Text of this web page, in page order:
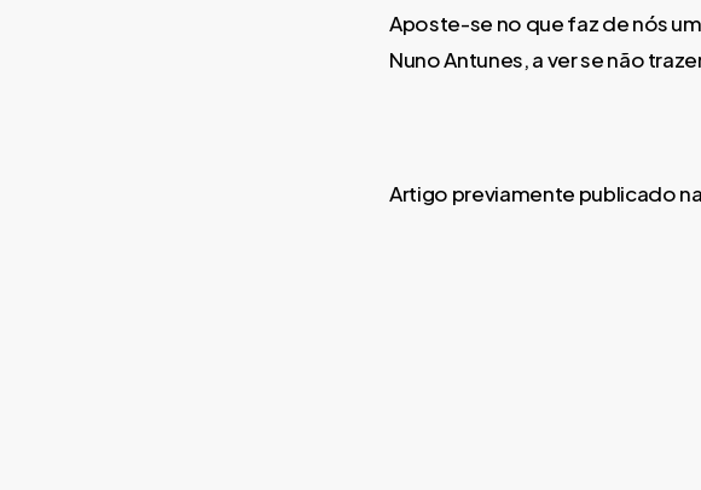
Aposte-se no que faz de nós
Nuno Antunes, a ver se não
Artigo previamente publicado na